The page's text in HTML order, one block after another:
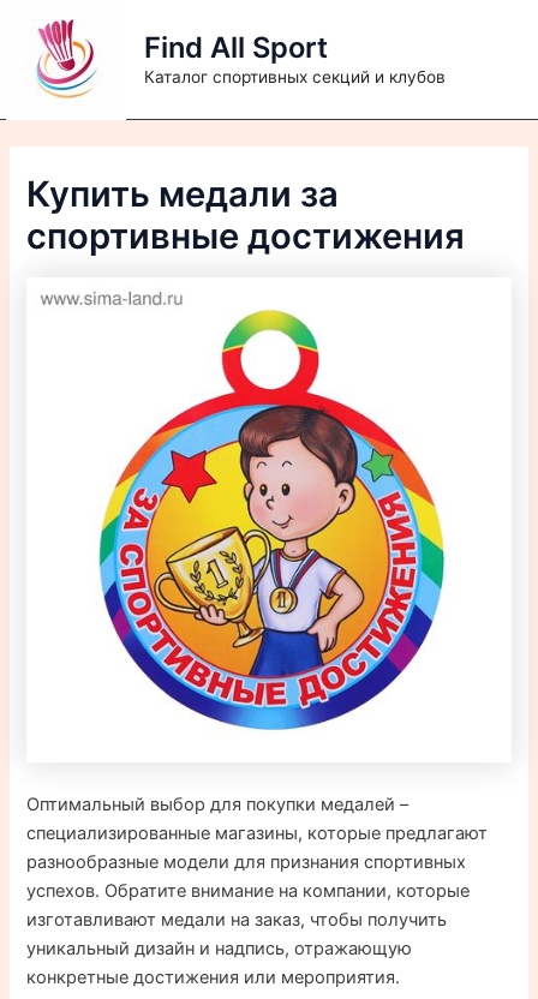
содержимому
Find All Sport
Каталог спортивных секций и клубов
Купить медали за
спортивные достижения
Оптимальный выбор для покупки медалей –
специализированные магазины, которые предлагают
разнообразные модели для признания спортивных
успехов. Обратите внимание на компании, которые
изготавливают медали на заказ, чтобы получить
уникальный дизайн и надпись, отражающую
конкретные достижения или мероприятия.